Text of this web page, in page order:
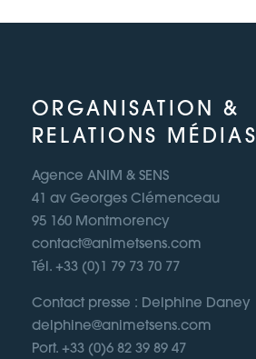
ORGANISATION &
RELATIONS MÉDIAS
Agence ANIM & SENS
41 av Georges Clémenceau
95 160 Montmorency
contact@animetsens.com
Tél. +33 (0)1 79 73 70 77
Contact presse : Delphine Daney
delphine@animetsens.com
Port. +33 (0)6 82 39 89 47